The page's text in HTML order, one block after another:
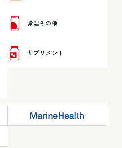
常温その他
サプリメント